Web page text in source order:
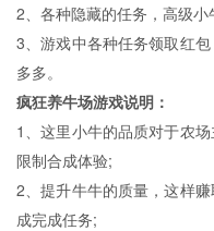
2、各种隐藏的任务，高级
3、游戏中各种任务领取红
多多。
疯狂养牛场游戏说明：
1、这里小牛的品质对于农
限制合成体验;
2、提升牛牛的质量，这样
成完成任务;